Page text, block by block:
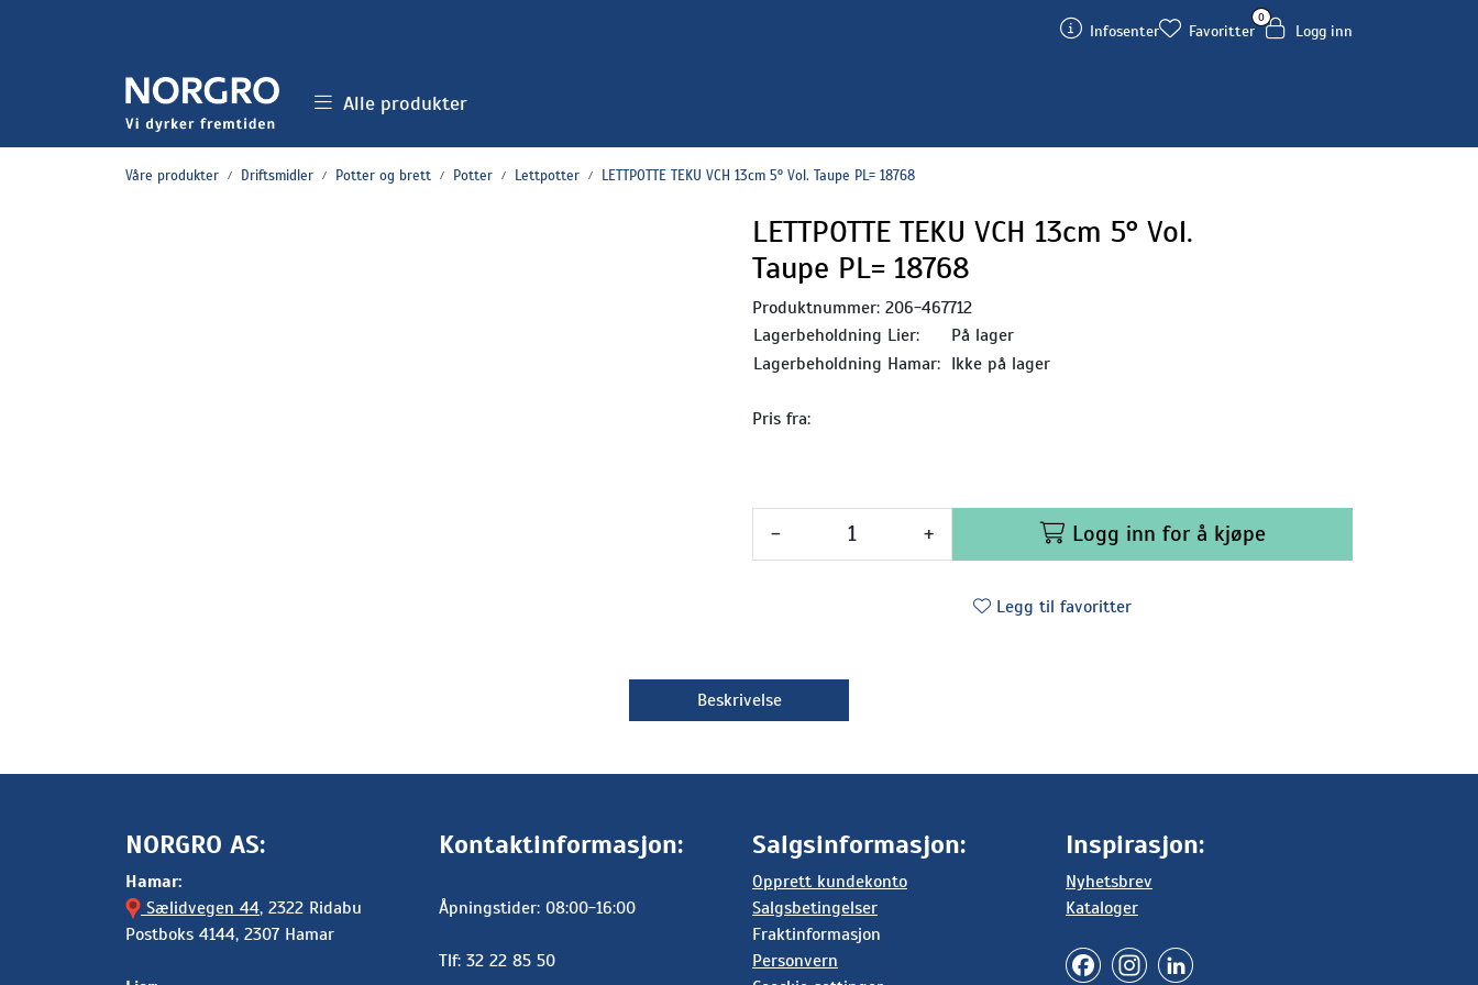
Infosenter
0
Favoritter Logg inn
Alle produkter
Våre produkter Driftsmidler Potter og brett Potter Lettpotter LETTPOTTE TEKU VCH 13cm 5° Vol. Taupe PL= 18768
LETTPOTTE TEKU VCH 13cm 5° Vol.
Taupe PL= 18768
Produktnummer: 206-467712
Lagerbeholdning Lier:
På lager
Lagerbeholdning Hamar: Ikke på lager
Pris fra:
- + Logg inn for å kjøpe
Legg til favoritter
Beskrivelse
NORGRO AS:
Hamar:
Sælidvegen 44, 2322 Ridabu
Postboks 4144, 2307 Hamar
Kontaktinformasjon:
Åpningstider: 08:00-16:00
Tlf: 32 22 85 50
Salgsinformasjon:
Opprett kundekonto
Salgsbetingelser
Fraktinformasjon
Personvern
Inspirasjon:
Nyhetsbrev
Kataloger